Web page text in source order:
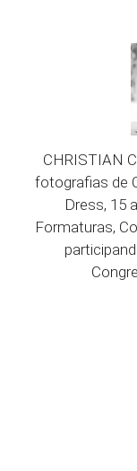
CHRISTIAN
fotografias de
Dress, 15
Formaturas,